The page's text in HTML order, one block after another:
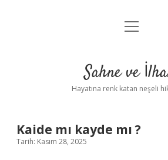
Anasayfa
Yasal Uyarı
menüyü
Sahne ve
Hayatına renk katan neşeli
Kaide mı kayde mı ?
Tarih: Kasım 28, 2025